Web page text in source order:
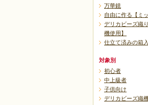
万華鏡
自由に作る【ミ
デリカビーズ織
機使用】
仕立て済みの箱
対象別
初心者
中上級者
子供向け
デリカビーズ織